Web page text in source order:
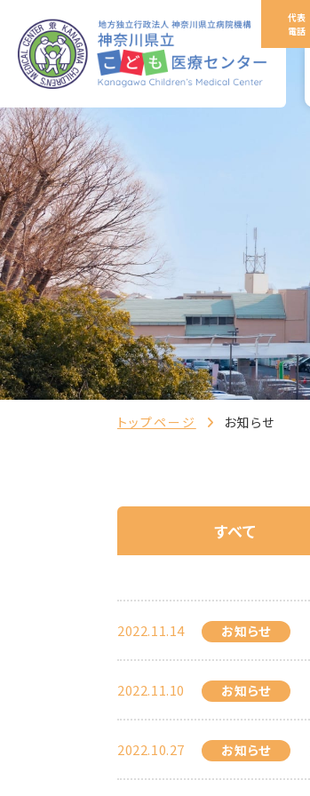
代表
電話
トップページ お知らせ
すべて
2022.11.14 お知らせ
2022.11.10 お知らせ
2022.10.27 お知らせ